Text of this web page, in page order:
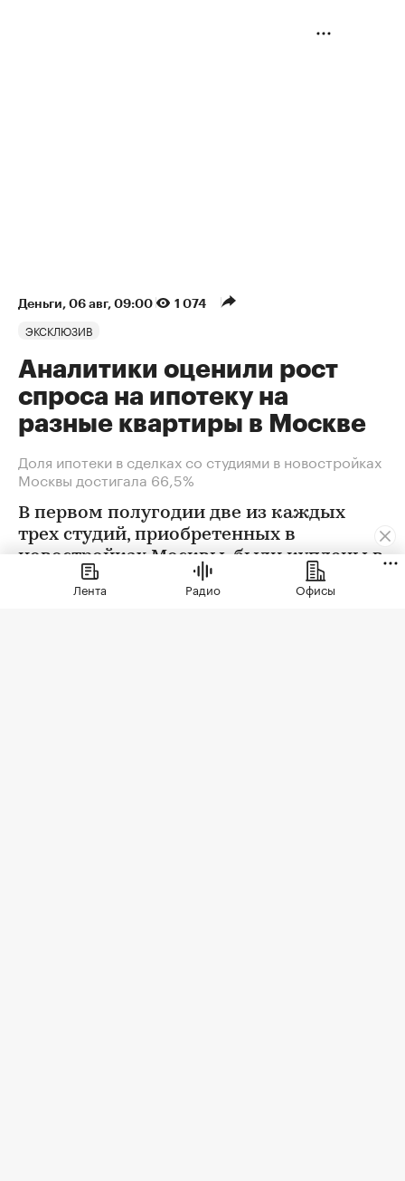
Деньги⁠, 06 авг, 09:00 1 074
ЭКСКЛЮЗИВ
Аналитики оценили рост
спроса на ипотеку на
разные квартиры в Москве
Доля ипотеки в сделках со студиями в новостройках
Москвы достигала 66,5%
В первом полугодии две из каждых
трех студий, приобретенных в
новостройках Москвы, были куплены в
ипотеку. В сегменте трешек ипотечных
сделок менее половины, а среди
Лента Радио Офисы